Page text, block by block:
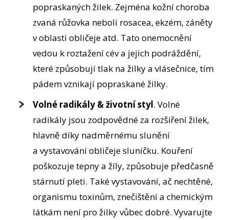
popraskaných žilek. Zejména kožní choroba
zvaná růžovka neboli rosacea, ekzém, záněty
v oblasti obličeje atd. Tato onemocnění
vedou k roztažení cév a jejich podráždění,
které způsobují tlak na žilky a vlásečnice, tím
pádem vznikají popraskané žilky.
Volné radikály & životní styl. Volné
radikály jsou zodpovědné za rozšíření žilek,
hlavně díky nadměrnému slunění
a vystavování obličeje sluníčku. Kouření
poškozuje tepny a žíly, způsobuje předčasně
stárnutí pleti. Také vystavování, ač nechtěné,
organismu toxinům, znečištění a chemickým
látkám není pro žilky vůbec dobré. Vyvarujte